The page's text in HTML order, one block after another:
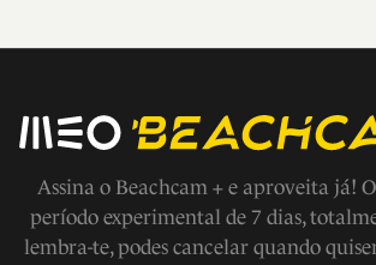
Assina o Beachcam + e aproveita já!
período experimental de 7 dias,
lembra-te, podes cancelar quando